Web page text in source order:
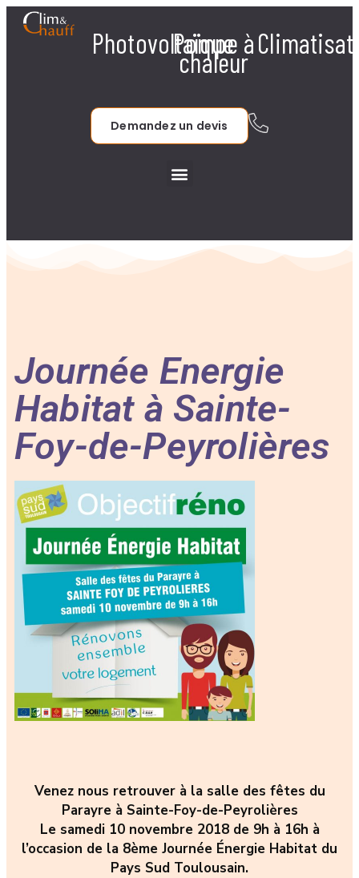
Photovoltaïque
Pompe à
chaleur
Demandez un devis
Journée Energie
Habitat à Sainte-
Foy-de-Peyrolières
Venez nous retrouver à la salle des fêtes du
Parayre à Sainte-Foy-de-Peyrolières
Le samedi 10 novembre 2018 de 9h à 16h à
l’occasion de la 8ème Journée Énergie Habitat du
Pays Sud Toulousain.